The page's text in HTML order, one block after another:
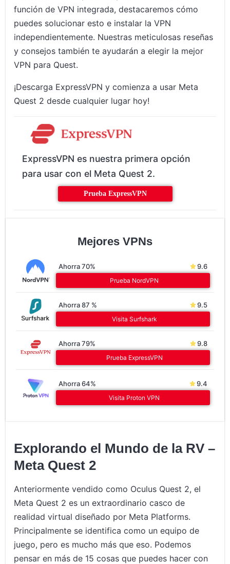
función de VPN integrada, destacaremos cómo
puedes solucionar esto e instalar la VPN
independientemente. Nuestras meticulosas reseñas
y consejos también te ayudarán a elegir la mejor
VPN para Quest.
¡Descarga ExpressVPN y comienza a usar Meta
Quest 2 desde cualquier lugar hoy!
ExpressVPN es nuestra primera opción
para usar con el Meta Quest 2.
Prueba ExpressVPN
Mejores VPNs
Ahorra 70% 9.6
Prueba NordVPN
Ahorra 87 % 9.5
Visita Surfshark
Ahorra 79% 9.8
Prueba ExpressVPN
Ahorra 64% 9.4
Visita Proton VPN
Explorando el Mundo de la RV –
Meta Quest 2
Anteriormente vendido como Oculus Quest 2, el
Meta Quest 2 es un extraordinario casco de
realidad virtual diseñado por Meta Platforms.
Principalmente se identifica como un equipo de
juego, pero es mucho más que eso. Podemos
pensar en más de 15 cosas que puedes hacer con